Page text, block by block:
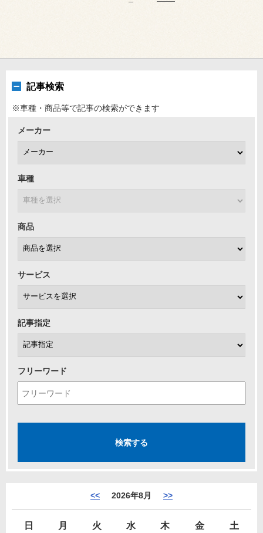
記事検索
※車種・商品等で記事の検索ができます
メーカー
車種
商品
サービス
記事指定
フリーワード
<< 2026年8月 >>
日 月 火 水 木 金
土